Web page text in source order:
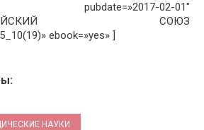
pubdate=»2017-02-01″
СОЮЗ
ebook=»yes» ]
НАУКИ